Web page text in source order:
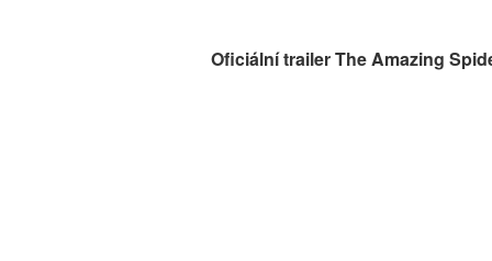
Oficiální trailer The Amazing